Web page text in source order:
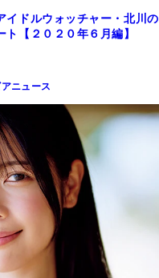
ドルウォッチャー・北川の
【２０２０年６月編】
ニュース